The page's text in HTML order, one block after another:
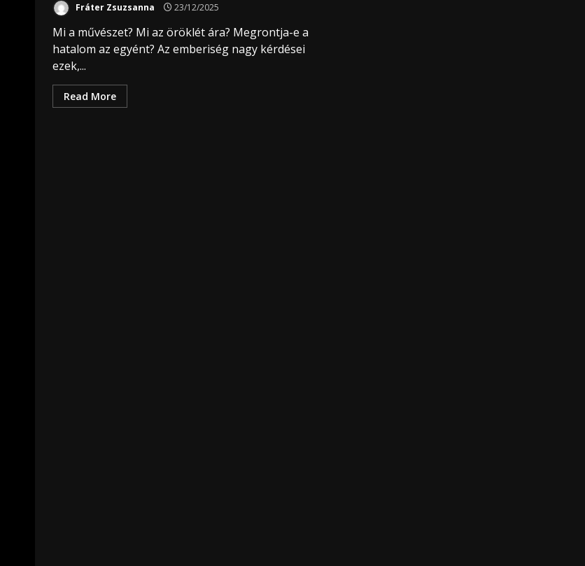
Fráter Zsuzsanna 23/12/2025
Mi a művészet? Mi az öröklét ára? Megrontja-e a
hatalom az egyént? Az emberiség nagy kérdései
ezek,...
Read More